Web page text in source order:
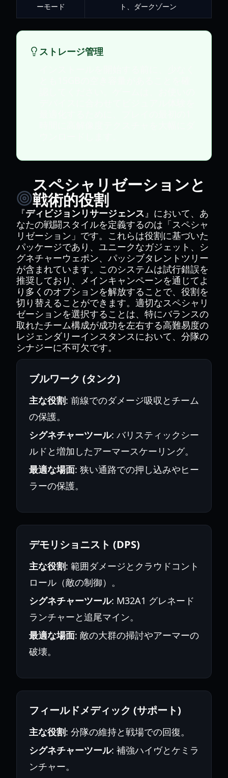
ーモード
ト、ダークゾーン
ストレージ管理
スペシャリゼーションと
戦術的役割
『ディビジョンリサージェンス』において、あ
なたの戦闘スタイルを定義するのは「スペシャ
リゼーション」です。これらは役割に基づいた
パッケージであり、ユニークなガジェット、シ
グネチャーウェポン、パッシブタレントツリー
が含まれています。このシステムは試行錯誤を
推奨しており、メインキャンペーンを通じてよ
り多くのオプションを解放することで、役割を
切り替えることができます。適切なスペシャリ
ゼーションを選択することは、特にバランスの
取れたチーム構成が成功を左右する高難易度の
レジェンダリーインスタンスにおいて、分隊の
シナジーに不可欠です。
ブルワーク (タンク)
主な役割: 前線でのダメージ吸収とチーム
の保護。
シグネチャーツール: バリスティックシー
ルドと増加したアーマースケーリング。
最適な場面: 狭い通路での押し込みやヒー
ラーの保護。
デモリショニスト (DPS)
主な役割: 範囲ダメージとクラウドコント
ロール（敵の制御）。
シグネチャーツール: M32A1 グレネード
ランチャーと追尾マイン。
最適な場面: 敵の大群の掃討やアーマーの
破壊。
フィールドメディック (サポート)
主な役割: 分隊の維持と戦場での回復。
シグネチャーツール: 補強ハイヴとケミラ
ンチャー。